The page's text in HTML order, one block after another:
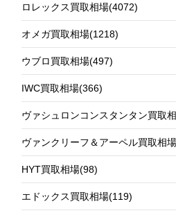
ロレックス買取相場(4072)
オメガ買取相場(1218)
ウブロ買取相場(497)
IWC買取相場(366)
ヴァシュロンコンスタンタン買取
ヴァンクリーフ＆アーペル買取相
HYT買取相場(98)
エドックス買取相場(119)